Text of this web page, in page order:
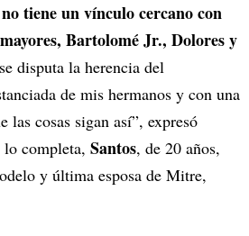
no tiene un vínculo cercano con
Bartolomé Jr., Dolores y
disputa la herencia del
de mis hermanos y con una
las cosas sigan así”, expresó
completa, Santos, de 20 años,
y última esposa de Mitre,